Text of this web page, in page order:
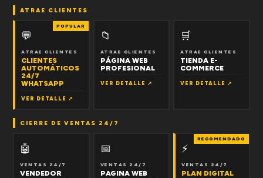
ATRAE CLIENTES
POPULAR
💬
ATRAE CLIENTES
CLIENTES
AUTOMÁTICOS
24/7
WHATSAPP
VER DETALLE ↗
📁
ATRAE CLIENTES
PÁGINA WEB
PROFESIONAL
VER DETALLE ↗
🛒
ATRAE CLIENTES
TIENDA E-
COMMERCE
VER DETALLE ↗
CIERRE DE VENTAS 24/7
🤖
VENTAS 24/7
VENDEDOR
📅
VENTAS 24/7
PAGINA WEB
RECOMENDADO
⚡
VENTAS 24/7
PLAN DIGITAL